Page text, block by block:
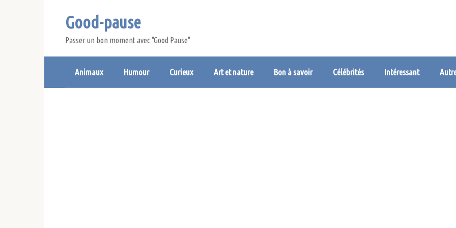
Good-pause
Passer un bon moment avec "Good Pause"
Animaux Humour Curieux Art et nature Bon à savoir Célébrités Intéressant